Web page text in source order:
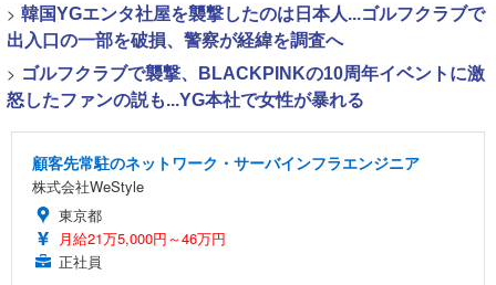
> 韓国YGエンタ社屋を襲撃したのは日本人...ゴルフクラブで
出入口の一部を破損、警察が経緯を調査へ
> ゴルフクラブで襲撃、BLACKPINKの10周年イベントに激
怒したファンの説も...YG本社で女性が暴れる
顧客先常駐のネットワーク・サーバインフラエンジニア
株式会社WeStyle
東京都
月給21万5,000円～46万円
正社員